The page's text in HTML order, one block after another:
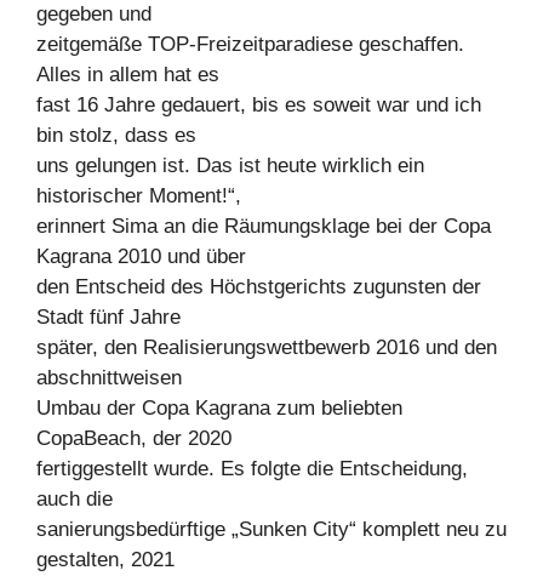
gegeben und
zeitgemäße TOP-Freizeitparadiese geschaffen.
Alles in allem hat es
fast 16 Jahre gedauert, bis es soweit war und ich
bin stolz, dass es
uns gelungen ist. Das ist heute wirklich ein
historischer Moment!“,
erinnert Sima an die Räumungsklage bei der Copa
Kagrana 2010 und über
den Entscheid des Höchstgerichts zugunsten der
Stadt fünf Jahre
später, den Realisierungswettbewerb 2016 und den
abschnittweisen
Umbau der Copa Kagrana zum beliebten
CopaBeach, der 2020
fertiggestellt wurde. Es folgte die Entscheidung,
auch die
sanierungsbedürftige „Sunken City“ komplett neu zu
gestalten, 2021